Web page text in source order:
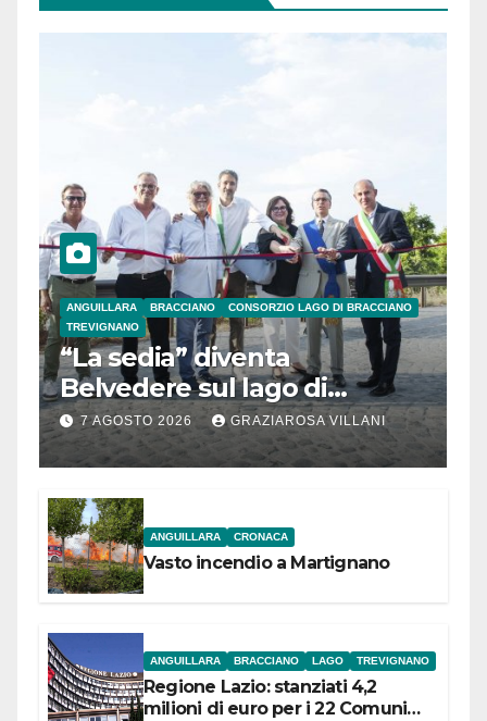
ANGUILLARA BRACCIANO
CONSORZIO LAGO DI BRACCIANO
TREVIGNANO
“La sedia” diventa
Belvedere sul lago di
Bracciano: ieri
l’inaugurazione
7 AGOSTO 2026 GRAZIAROSA VILLANI
ANGUILLARA CRONACA
Vasto incendio a Martignano
ANGUILLARA BRACCIANO LAGO TREVIGNANO
Regione Lazio: stanziati 4,2
milioni di euro per i 22 Comuni